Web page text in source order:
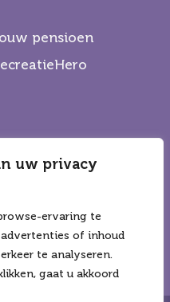
uw privacy
ervaring te
of inhoud
te analyseren.
gaat u akkoord
pensioen